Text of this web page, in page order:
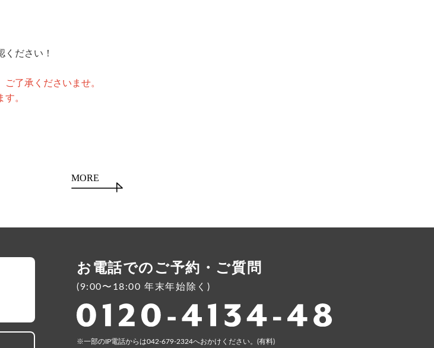
ください！
了承くださいませ。
。
MORE
お電話でのご予約・ご質問
(9:00〜18:00 年末年始除く)
⼀部のIP電話からは042-679-2324へおかけください。(有料)